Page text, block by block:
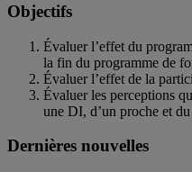
Objectifs
Évaluer l’effet du
la fin du programme de
Évaluer l’effet de la
Évaluer les perceptions
une DI, d’un proche et
Dernières nouvelles